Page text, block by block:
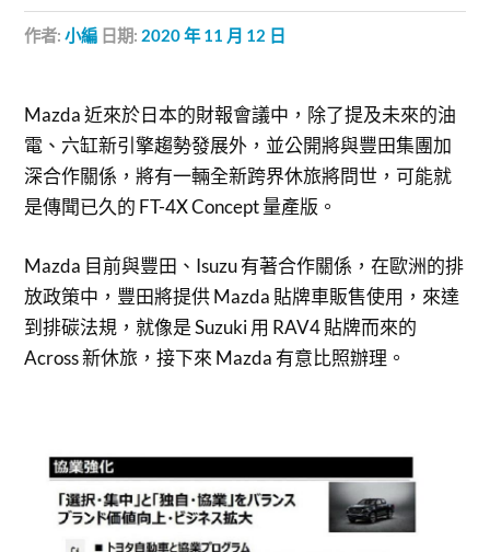
作者:小編 日期: 2020 年 11 月 12 日
Mazda 近來於日本的財報會議中，除了提及未來的油
電、六缸新引擎趨勢發展外，並公開將與豐田集團加
深合作關係，將有一輛全新跨界休旅將問世，可能就
是傳聞已久的 FT-4X Concept 量產版。
Mazda 目前與豐田、Isuzu 有著合作關係，在歐洲的排
放政策中，豐田將提供 Mazda 貼牌車販售使用，來達
到排碳法規，就像是 Suzuki 用 RAV4 貼牌而來的
Across 新休旅，接下來 Mazda 有意比照辦理。